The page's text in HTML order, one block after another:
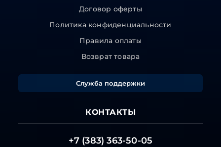
Договор оферты
Политика конфиденциальности
Правила оплаты
Возврат товара
Служба поддержки
КОНТАКТЫ
+7 (383) 363-50-05